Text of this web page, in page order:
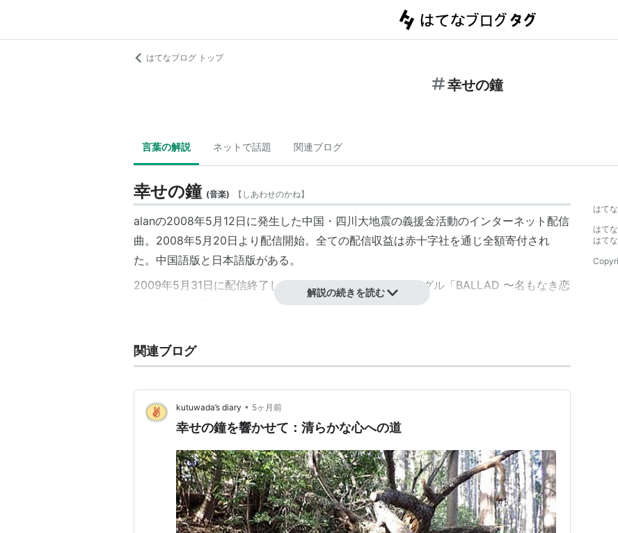
はてなブログ トップ
幸せの鐘
言葉の解説 ネットで話題 関連ブログ
幸せの鐘 (音楽) 【 しあわせのかね】
alanの2008年5月12日に発生した中国・四川大地震の義援金活動のインターネット配信
曲。2008年5月20日より配信開始。全ての配信収益は赤十字社を通じ全額寄付され
た。中国語版と日本語版がある。
2009年5月31日に配信終了し、2009年9月2日発売のシングル「BALLAD 〜名もなき恋
alan | 音楽 | 無料動画GYAO!
CD&DVD
アーティスト:alan
出版社/メーカー:エイベックス・エンタテインメント
発売日:2009/09/02
メディア:CD
クリック: 40回
この商品を含むブログ (10件) を見る
解説の続きを読む
関連ブログ
kutuwada’s diary • 5ヶ月前
幸せの鐘を響かせて：清らかな心への道
はて
はて
はて